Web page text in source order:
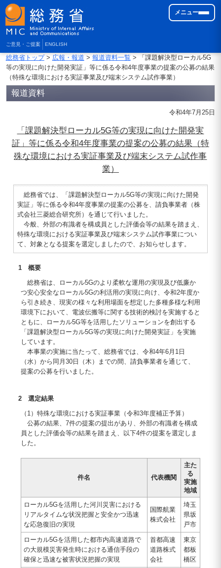
ご意見・ご提案 ENGLISH
メニュー
総務省トップ> 広報・報道 > 報道資料一覧> 「課題解決型ローカル5G
等の実現に向けた開発実証」等に係る令和4年度事業の提案の公募の結果
（特殊な環境における実証事業及び端末システム試作事業）
報道資料
令和4年7月25日
「課題解決型ローカル5G等の実現に向けた開発実
証」等に係る令和4年度事業の提案の公募の結果（特
殊な環境における実証事業及び端末システム試作事
業）
総務省では、「課題解決型ローカル5G等の実現に向けた開発
実証」等に係る令和4年度事業の提案の公募を、請負事業者（株
式会社三菱総合研究所）を通じて行いました。
今般、外部の有識者を構成員とした評価会等の結果を踏まえ、
特殊な環境における実証事業及び端末システム試作事業につい
て、対象となる提案を選定しましたので、お知らせします。
1 概要
総務省は、ローカル5Gのより柔軟な運用の実現及び低廉か
つ安心安全なローカル5Gの利活用の実現に向け、令和2年度か
ら引き続き、現実の様々な利用場面を想定した多種多様な利用
環境下において、電波伝搬等に関する技術的検討を実施すると
ともに、ローカル5G等を活用したソリューションを創出する
「課題解決型ローカル5G等の実現に向けた開発実証」を実施
しています。
本事業の実施に当たって、総務省では、令和4年6月1日
（水）から同月30日（木）までの間、請負事業者を通じて、
提案の公募を行いました。
2 選定結果
（1）特殊な環境における実証事業（令和3年度補正予算）
公募の結果、7件の提案の提出があり、外部の有識者を構成
員とした評価会等の結果を踏まえ、以下4件の提案を選定しま
した。
件名 代表機関
主た
る
実施
地域
ローカル5Gを活用した河川災害における
リアルタイムな状況把握と安全かつ迅速
な応急復旧の実現
国際航業
株式会社
埼玉
県坂
戸市
ローカル5Gを活用した都市内高速道路で
の大規模災害発生時における通信手段の
確保と迅速な被害状況把握の実現
首都高速
道路株式
会社
東京
都板
橋区